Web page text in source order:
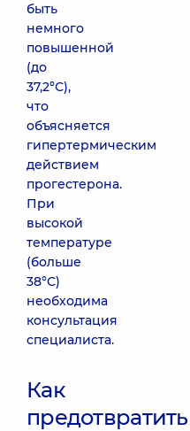
быть
немного
повышенной
(до
37,2°С),
что
объясняется
гипертермическим
действием
прогестерона.
При
высокой
температуре
(больше
38°С)
необходима
консультация
специалиста.
Как
предотвратить